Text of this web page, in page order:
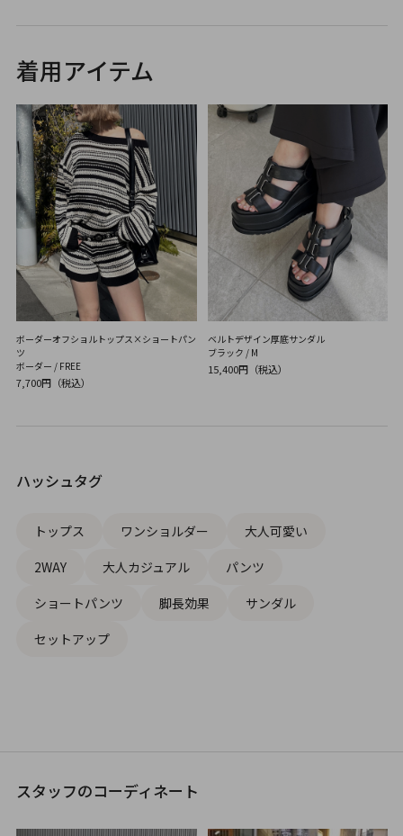
着用アイテム
ボーダーオフショルトップス×ショートパン
ツ
ボーダー / FREE
7,700円（税込）
ベルトデザイン厚底サンダル
ブラック / M
15,400円（税込）
ハッシュタグ
トップス ワンショルダー
大人可愛い
2WAY
大人カジュアル
パンツ
ショートパンツ
脚長効果
サンダル
セットアップ
スタッフのコーディネート